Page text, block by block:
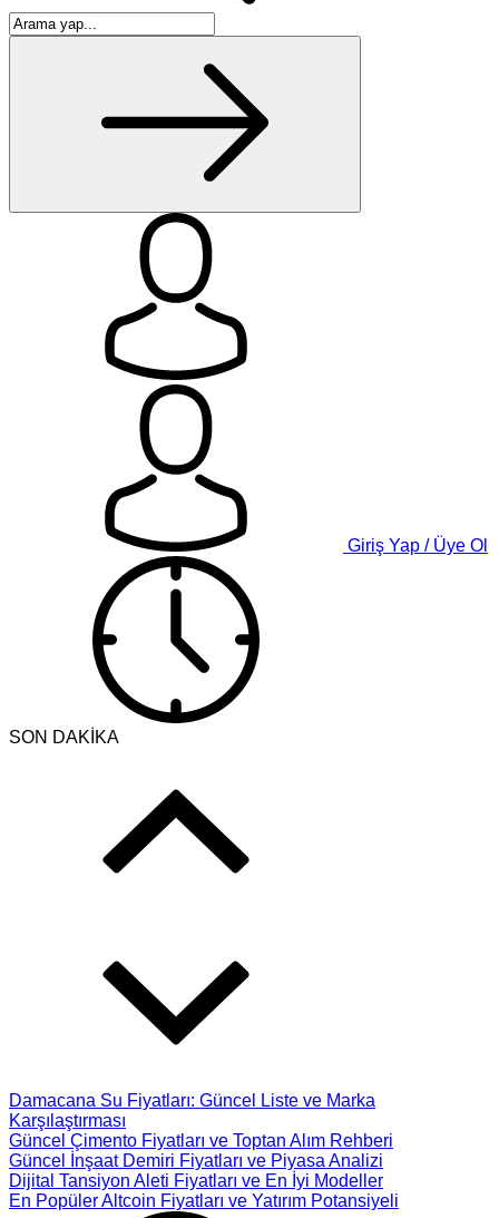
Giriş Yap / Üye Ol
SON DAKİKA
Damacana Su Fiyatları: Güncel Liste ve Marka
Karşılaştırması
Güncel Çimento Fiyatları ve Toptan Alım Rehberi
Güncel İnşaat Demiri Fiyatları ve Piyasa Analizi
Dijital Tansiyon Aleti Fiyatları ve En İyi Modeller
En Popüler Altcoin Fiyatları ve Yatırım Potansiyeli